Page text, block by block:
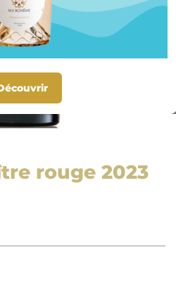
rouge 2023